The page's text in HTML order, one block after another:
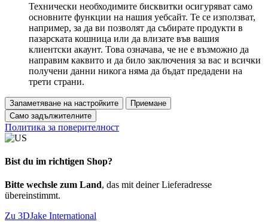
Технически необходимите бисквитки осигуряват само
основните функции на нашия уебсайт. Те се използват,
например, за да ви позволят да събирате продукти в
пазарската кошница или да влизате във вашия
клиентски акаунт. Това означава, че не е възможно да
направим каквито и да било заключения за вас и всички
получени данни никога няма да бъдат предадени на
трети страни.
Запаметяване на настройките
Приемане
Само задължителните
Политика за поверителност
Bist du im richtigen Shop?
Bitte wechsle zum Land, das mit deiner Lieferadresse
übereinstimmt.
Zu 3DJake International